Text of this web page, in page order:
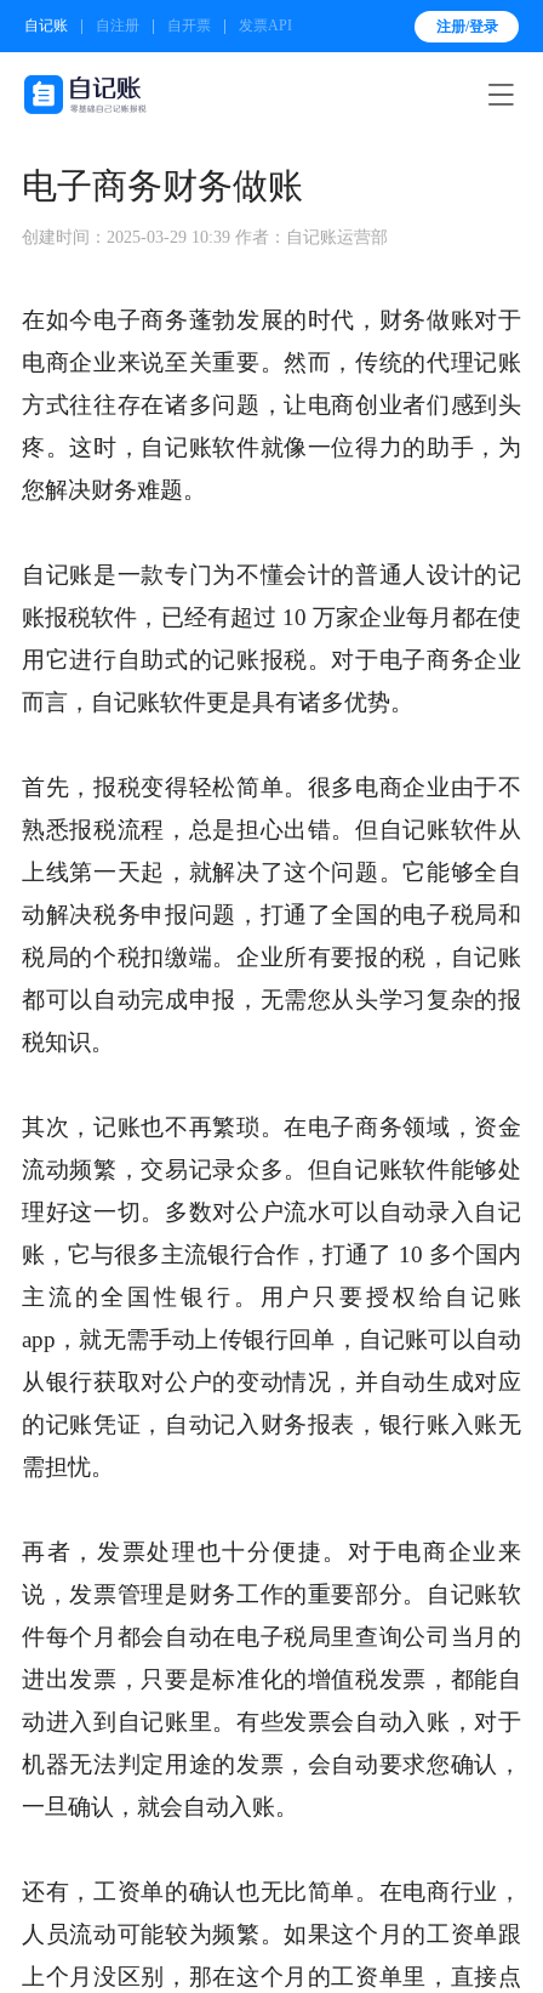
自记账 自注册 自开票 发票API 注册/登录

电子商务财务做账
创建时间：2025-03-29 10:39 作者：自记账运营部
在如今电子商务蓬勃发展的时代，财务做账对于
电商企业来说至关重要。然而，传统的代理记账
方式往往存在诸多问题，让电商创业者们感到头
疼。这时，自记账软件就像一位得力的助手，为
您解决财务难题。
自记账是一款专门为不懂会计的普通人设计的记
账报税软件，已经有超过 10 万家企业每月都在使
用它进行自助式的记账报税。对于电子商务企业
而言，自记账软件更是具有诸多优势。
首先，报税变得轻松简单。很多电商企业由于不
熟悉报税流程，总是担心出错。但自记账软件从
上线第一天起，就解决了这个问题。它能够全自
动解决税务申报问题，打通了全国的电子税局和
税局的个税扣缴端。企业所有要报的税，自记账
都可以自动完成申报，无需您从头学习复杂的报
税知识。
其次，记账也不再繁琐。在电子商务领域，资金
流动频繁，交易记录众多。但自记账软件能够处
理好这一切。多数对公户流水可以自动录入自记
账，它与很多主流银行合作，打通了 10 多个国内
主流的全国性银行。用户只要授权给自记账
app，就无需手动上传银行回单，自记账可以自动
从银行获取对公户的变动情况，并自动生成对应
的记账凭证，自动记入财务报表，银行账入账无
需担忧。
再者，发票处理也十分便捷。对于电商企业来
说，发票管理是财务工作的重要部分。自记账软
件每个月都会自动在电子税局里查询公司当月的
进出发票，只要是标准化的增值税发票，都能自
动进入到自记账里。有些发票会自动入账，对于
机器无法判定用途的发票，会自动要求您确认，
一旦确认，就会自动入账。
还有，工资单的确认也无比简单。在电商行业，
人员流动可能较为频繁。如果这个月的工资单跟
上个月没区别，那在这个月的工资单里，直接点